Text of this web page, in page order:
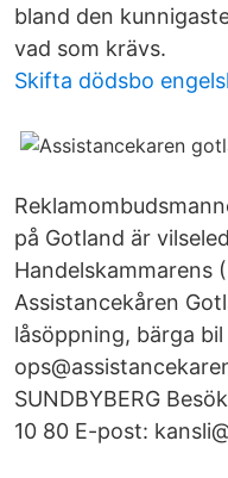
bland den
vad som krävs.
Skifta dödsbo
på Gotland är
Handelskammarens
Assistancekåren
låsöppning, bärga
SUNDBYBERG
10 80 E-post: